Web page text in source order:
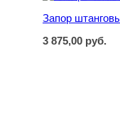
Запор
3 875,00 руб.